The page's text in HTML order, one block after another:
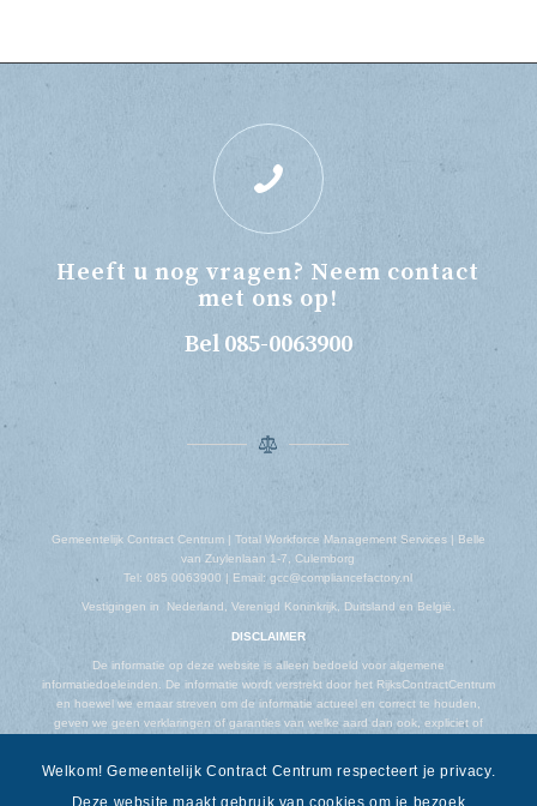
Heeft u nog vragen? Neem contact
met ons op!
Bel 085-0063900
Gemeentelijk Contract Centrum | Total Workforce Management Services | Belle
van Zuylenlaan 1-7, Culemborg
Tel: 085 0063900 | Email: gcc@compliancefactory.nl
Vestigingen in Nederland, Verenigd Koninkrijk, Duitsland en België.
DISCLAIMER
De informatie op deze website is alleen bedoeld voor algemene
informatiedoeleinden. De informatie wordt verstrekt door het RijksContractCentrum
en hoewel we ernaar streven om de informatie actueel en correct te houden,
geven we geen verklaringen of garanties van welke aard dan ook, expliciet of
diensten of gerelateerde afbeeldingen op de website voor welk doel dan ook.
Welkom! Gemeentelijk Contract Centrum respecteert je privacy.
Deze website maakt gebruik van cookies om je bezoek